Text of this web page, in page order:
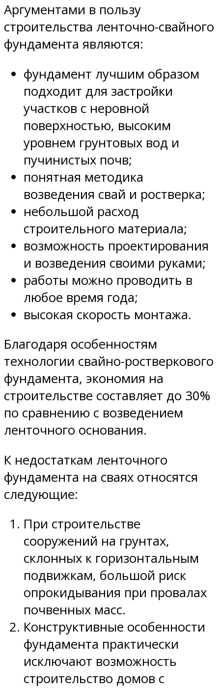
Аргументами в пользу
строительства ленточно-свайного
фундамента являются:
фундамент лучшим образом
подходит для застройки
участков с неровной
поверхностью, высоким
уровнем грунтовых вод и
пучинистых почв;
понятная методика
возведения свай и ростверка;
небольшой расход
строительного материала;
возможность проектирования
и возведения своими руками;
работы можно проводить в
любое время года;
высокая скорость монтажа.
Благодаря особенностям
технологии свайно-ростверкового
фундамента, экономия на
строительстве составляет до 30%
по сравнению с возведением
ленточного основания.
К недостаткам ленточного
фундамента на сваях относятся
следующие:
При строительстве
сооружений на грунтах,
склонных к горизонтальным
подвижкам, большой риск
опрокидывания при провалах
почвенных масс.
Конструктивные особенности
фундамента практически
исключают возможность
строительство домов с